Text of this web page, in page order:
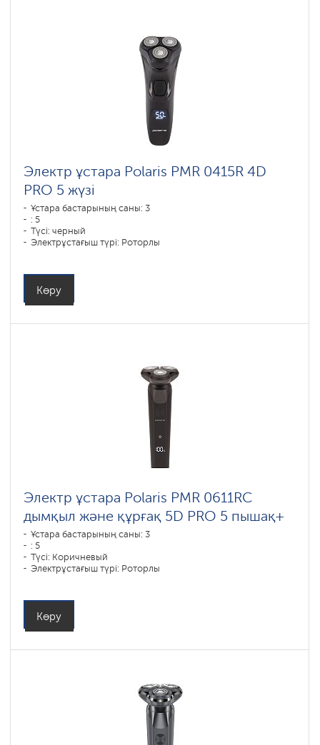
Электр ұстара Polaris PMR 0415R 4D
PRO 5 жүзі
Ұстара бастарының саны: 3
: 5
Түсі: черный
Электрұстағыш түрі: Роторлы
Батареяны зарядтау уақыты: 1,15
Көру
Электр ұстара Polaris PMR 0611RC
дымқыл және құрғақ 5D PRO 5 пышақ+
Ұстара бастарының саны: 3
: 5
Түсі: Коричневый
Электрұстағыш түрі: Роторлы
Батареяны зарядтау уақыты: 1,5
Көру